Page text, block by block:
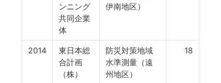
ンニング
共同企業
体
伊南地区）
2014
東日本総
合計画
（株）
防災対策地域
水準測量（遠
州地区）
18